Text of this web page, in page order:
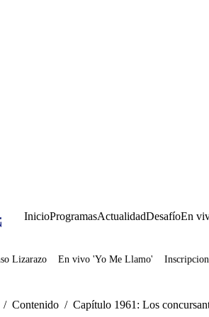
InicioProgramasActualidadDesafíoEn
Lizarazo En vivo 'Yo Me Llamo'
/ Contenido / Capítulo 1961: Los